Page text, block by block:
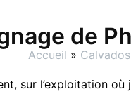
de
Accueil Calvados
sur l’exploitation